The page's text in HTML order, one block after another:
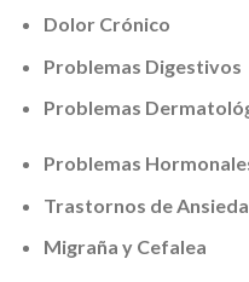
Dolor Crónico
Problemas Digestivos
Problemas
Problemas
Trastornos de
Migraña y Cefalea